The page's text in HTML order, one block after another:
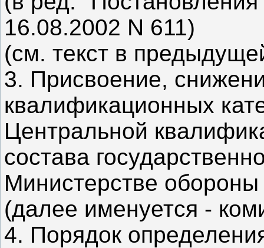
16.08.2002 N 611)
(см. текст в
3. Присвоение,
квалификационных
Центральной
состава
Министерстве
(далее именуется -
4. Порядок